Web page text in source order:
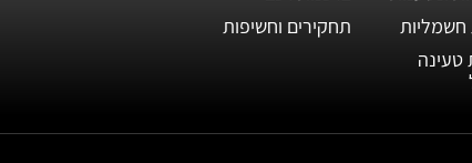
חשמליות
טעינה
תחקירים וחשיפות